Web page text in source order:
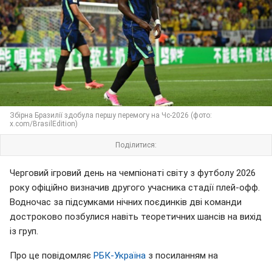
Збірна Бразилії здобула першу перемогу на Чс-2026 (фото:
x.com/BrasilEdition)
Поділитися:
Черговий ігровий день на чемпіонаті світу з футболу 2026
року офіційно визначив другого учасника стадії плей-офф.
Водночас за підсумками нічних поєдинків дві команди
достроково позбулися навіть теоретичних шансів на вихід
із груп.
Про це повідомляє РБК-Україна з посиланням на